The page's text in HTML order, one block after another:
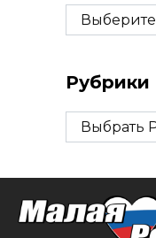
Архивы
Рубрики
Рубрики